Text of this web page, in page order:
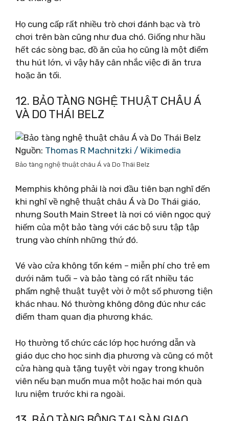
Họ cung cấp rất nhiều trò chơi đánh bạc và trò
chơi trên bàn cũng như đua chó. Giống như hầu
hết các sòng bạc, đồ ăn của họ cũng là một điểm
thu hút lớn, vì vậy hãy cân nhắc việc đi ăn trưa
hoặc ăn tối.
12. BẢO TÀNG NGHỆ THUẬT CHÂU Á
VÀ DO THÁI BELZ
Nguồn: Thomas R Machnitzki / Wikimedia
Bảo tàng nghệ thuật châu Á và Do Thái Belz
Memphis không phải là nơi đầu tiên bạn nghĩ đến
khi nghĩ về nghệ thuật châu Á và Do Thái giáo,
nhưng South Main Street là nơi có viên ngọc quý
hiếm của một bảo tàng với các bộ sưu tập tập
trung vào chính những thứ đó.
Vé vào cửa không tốn kém – miễn phí cho trẻ em
dưới năm tuổi – và bảo tàng có rất nhiều tác
phẩm nghệ thuật tuyệt vời ở một số phương tiện
khác nhau. Nó thường không đông đúc như các
điểm tham quan địa phương khác.
Họ thường tổ chức các lớp học hướng dẫn và
giáo dục cho học sinh địa phương và cũng có một
cửa hàng quà tặng tuyệt vời ngay trong khuôn
viên nếu bạn muốn mua một hoặc hai món quà
lưu niệm trước khi ra ngoài.